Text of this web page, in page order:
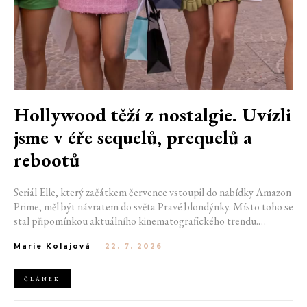
Hollywood těží z nostalgie. Uvízli
jsme v éře sequelů, prequelů a
rebootů
Seriál Elle, který začátkem července vstoupil do nabídky Amazon
Prime, měl být návratem do světa Pravé blondýnky. Místo toho se
stal připomínkou aktuálního kinematografického trendu.
Prequely, sequely, spin-offy i rebooty zaplnily kina i streamovací
vzácností. Proč se filmový průmysl tak moc bojí nových nápadů?
A můžeme si za to sami?
Marie Kolajová - 22. 7. 2026
ČLÁNEK